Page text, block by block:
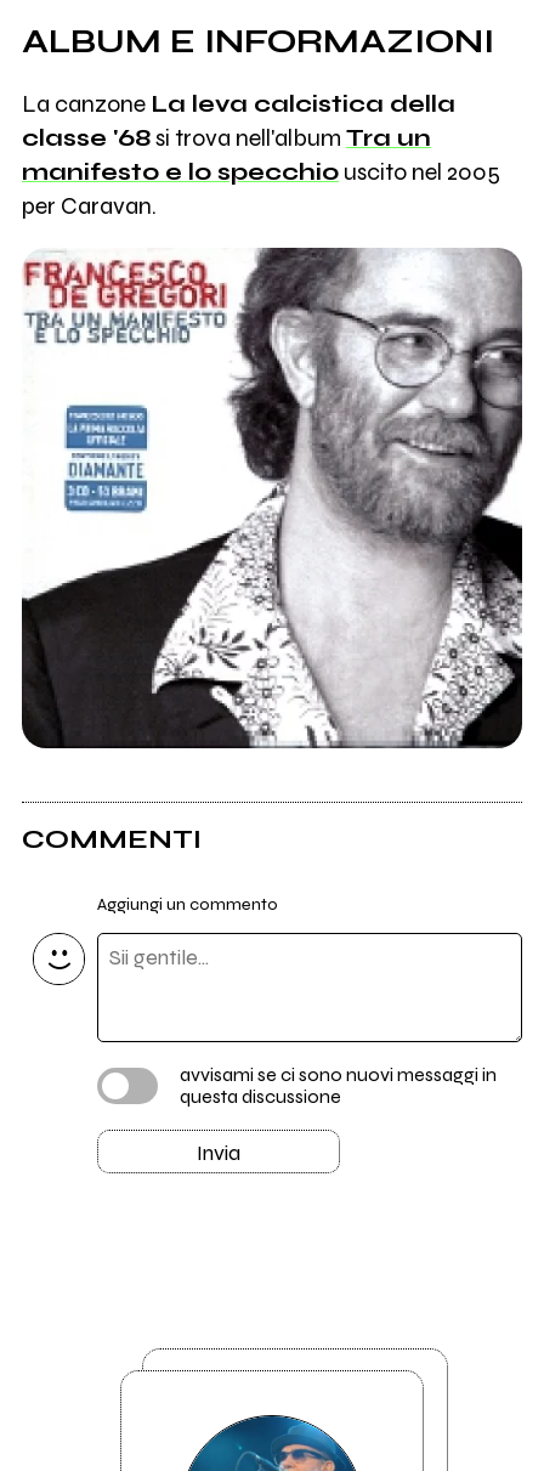
ALBUM E INFORMAZIONI
La canzone La leva calcistica della
classe '68si trova nell'album Tra un
manifesto e lo specchiouscito nel 2005
per Caravan.
COMMENTI
Aggiungi un commento
avvisami se ci sono nuovi messaggi in
questa discussione
Invia